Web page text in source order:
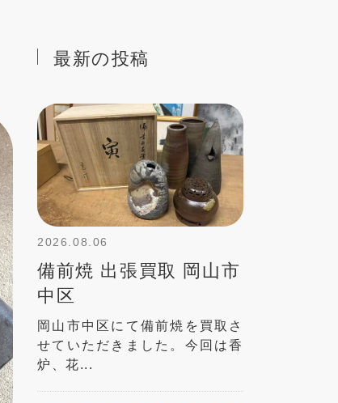
最新の投稿
2026.08.06
備前焼 出張買取 岡山市
中区
岡山市中区にて備前焼を買取さ
せていただきました。今回は香
炉、花...